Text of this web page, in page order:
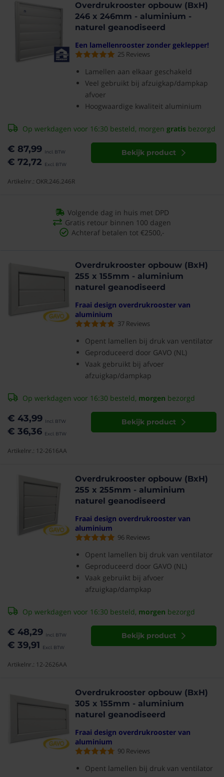
Overdrukrooster opbouw (BxH)
246 x 246mm - aluminium -
naturel geanodiseerd
Een lamellenrooster zonder geklepper!
25 Reviews
Lamellen aan elkaar geschakeld
Veel gebruikt bij afzuigkap/dampkap
afvoer
Hoogwaardige kwaliteit aluminium
€ 87,99
€ 72,72
Op werkdagen voor 16:30 besteld, morgen gratis bezorgd
Bekijk product
Artikelnr.: OKR.246.246R
Overdrukrooster opbouw (BxH)
255 x 155mm - aluminium
naturel geanodiseerd
Fraai design overdrukrooster van
aluminium
37 Reviews
Opent lamellen bij druk van ventilator
Geproduceerd door GAVO (NL)
Vaak gebruikt bij afvoer
afzuigkap/dampkap
€ 43,99
€ 36,36
Op werkdagen voor 16:30 besteld, morgen bezorgd
Bekijk product
Artikelnr.: 12-2616AA
Overdrukrooster opbouw (BxH)
255 x 255mm - aluminium
naturel geanodiseerd
Fraai design overdrukrooster van
aluminium
96 Reviews
Opent lamellen bij druk van ventilator
Geproduceerd door GAVO (NL)
Vaak gebruikt bij afvoer
afzuigkap/dampkap
€ 48,29
€ 39,91
Op werkdagen voor 16:30 besteld, morgen bezorgd
Bekijk product
Artikelnr.: 12-2626AA
Overdrukrooster opbouw (BxH)
305 x 155mm - aluminium
naturel geanodiseerd
Fraai design overdrukrooster van
aluminium
90 Reviews
Opent lamellen bij druk van ventilator
Volgende dag in huis met DPD
Gratis retour binnen 100 dagen
Achteraf betalen tot €2500,-